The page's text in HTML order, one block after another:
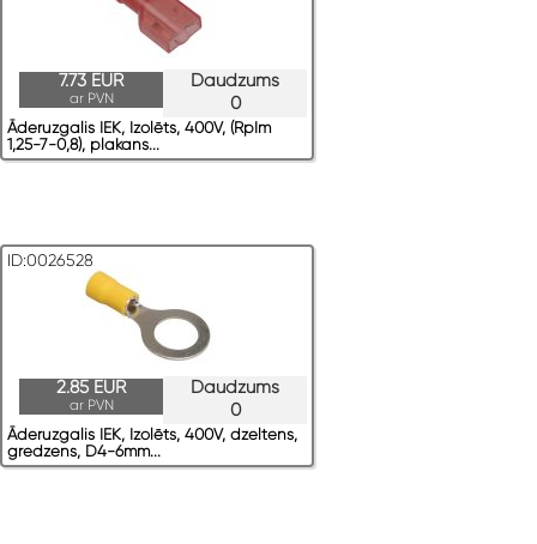
Daudzums
0
7.73 EUR
ar PVN
Āderuzgalis IEK, Izolēts, 400V, (RpIm
1,25-7-0,8), plakans...
ID:0026528
Daudzums
0
2.85 EUR
ar PVN
Āderuzgalis IEK, Izolēts, 400V, dzeltens,
gredzens, D4-6mm...